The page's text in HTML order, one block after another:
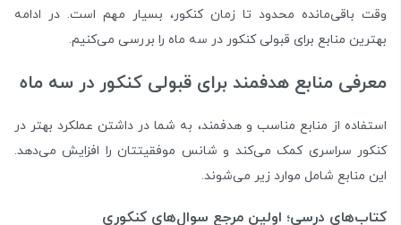
وقت باقی‌مانده محدود تا زمان کنکور، بسیار مهم است. در ادامه
بهترین منابع برای قبولی کنکور در سه ماه را بررسی می‌کنیم.
معرفی منابع هدفمند برای قبولی کنکور در سه ماه
استفاده از منابع مناسب و هدفمند، به شما در داشتن عملکرد بهتر در
کنکور سراسری کمک می‌کند و شانس موفقیتتان را افزایش می‌دهد.
این منابع شامل موارد زیر می‌شوند.
کتاب‌های درسی؛ اولین مرجع سوال‌های کنکوری